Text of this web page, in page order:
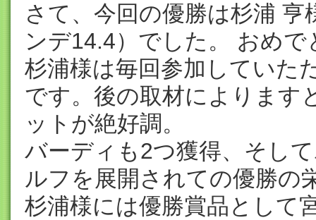
さて、今回の優勝は杉浦
ンデ14.4）でした。 おめ
杉浦様は毎回参加していた
です。後の取材によります
ットが絶好調。
バーディも2つ獲得、そし
ルフを展開されての優勝の
杉浦様には優勝賞品として